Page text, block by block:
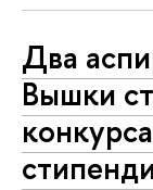
Два
Вышки